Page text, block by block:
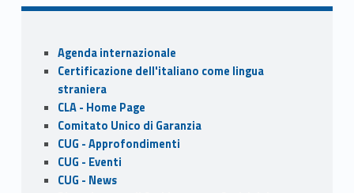
b
o
o
k
d
o
n
l e
Sidebar
Agenda internazionale
Certificazione dell'italiano come lingua
straniera
CLA - Home Page
Comitato Unico di Garanzia
CUG - Approfondimenti
CUG - Eventi
CUG - News